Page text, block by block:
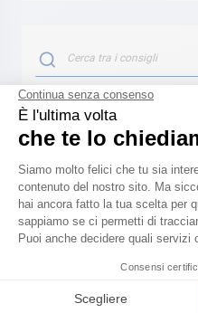
SEARCH
CATEGORIA
Manutenzione(3)
Elettronica(14)
Attrezzatura di coperta(10)
Motore(9)
Abbigliamento(1)